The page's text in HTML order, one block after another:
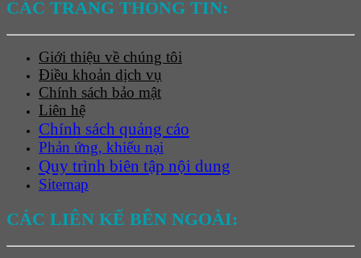
CÁC TRANG THÔNG TIN:
Giới thiệu về chúng tôi
Điều khoản dịch vụ
Chính sách bảo mật
Liên hệ
Chính sách quảng cáo
Phản ứng, khiếu nại
Quy trình biên tập nội dung
Sitemap
CÁC LIÊN KẾ BÊN NGOÀI: